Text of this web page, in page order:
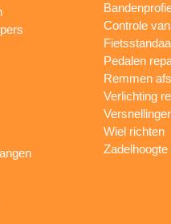
Controle
Pedalen
Remmen
Verlichting
Wiel richten